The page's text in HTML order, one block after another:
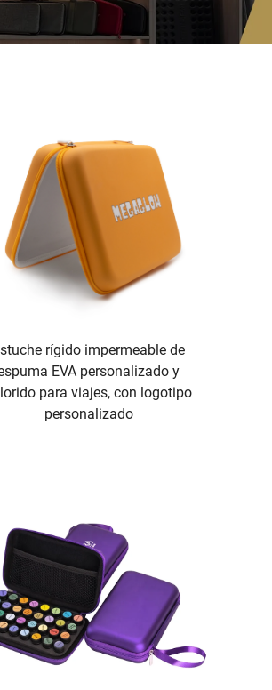
rígido impermeable de
EVA personalizado y
para viajes, con logotipo
personalizado